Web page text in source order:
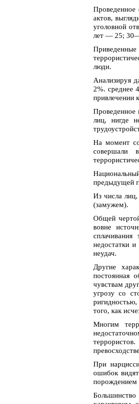
Проведенное
актов,
уголовной
лет — 25;
Приведенные
люди.
Анализируя
2%. среднее
привлечении
Проведенное
лиц, нигде
На момент
совершали
предыдущей
Из числа
(замужем).
Общей
вовне
недостатки
неудач.
Другие
постоянная
чувствам
угрозу со
того, как
Многим
При
ошибок
порождением